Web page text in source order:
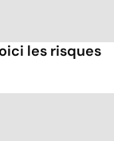
les risques